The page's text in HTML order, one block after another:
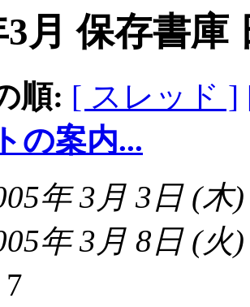
3月 保存書庫
順: [ スレッド ]
の案内...
年 3月 3日 (木
年 3月 8日 (火
7